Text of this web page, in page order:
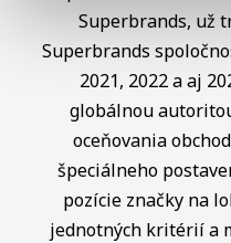
Superbrands, už
Superbrands
2021, 2022 a aj
globálnou
oceňovania
špeciálneho
pozície značky na
jednotných kritérií a